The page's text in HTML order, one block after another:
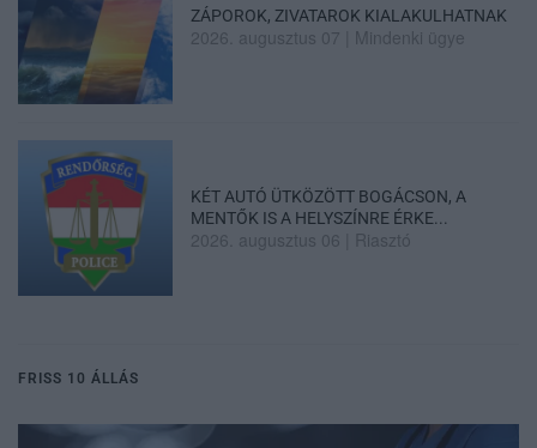
ZÁPOROK, ZIVATAROK KIALAKULHATNAK
2026. augusztus 07 Mindenki ügye
KÉT AUTÓ ÜTKÖZÖTT BOGÁCSON, A
MENTŐK IS A HELYSZÍNRE ÉRKE...
2026. augusztus 06 Riasztó
FRISS 10 ÁLLÁS